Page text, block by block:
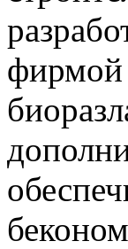
фирмой